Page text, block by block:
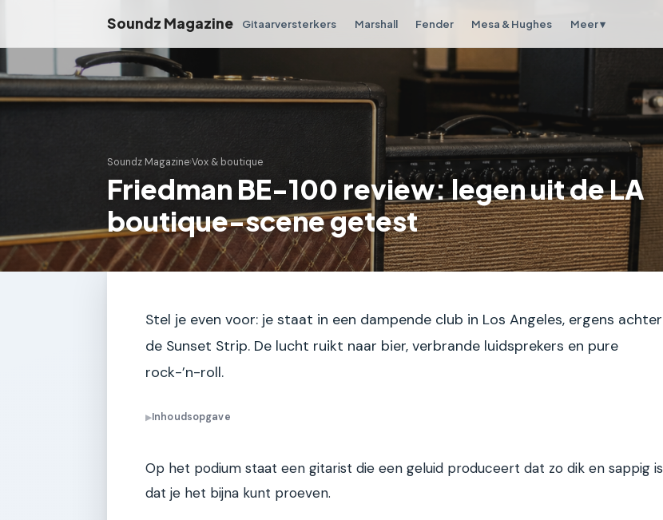
Soundz Magazine Gitaarversterkers Marshall Fender Mesa & Hughes Meer ▾
Soundz Magazine›Vox & boutique
Friedman BE-100 review: legen uit de LA
boutique-scene getest
Stel je even voor: je staat in een dampende club in Los Angeles, ergens achter
de Sunset Strip. De lucht ruikt naar bier, verbrande luidsprekers en pure
rock-’n-roll.
▶Inhoudsopgave
Op het podium staat een gitarist die een geluid produceert dat zo dik en sappig is
dat je het bijna kunt proeven.